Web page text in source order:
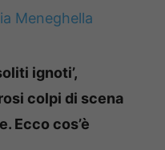
Meneghella
ignoti’,
colpi di scena
Ecco cos’è